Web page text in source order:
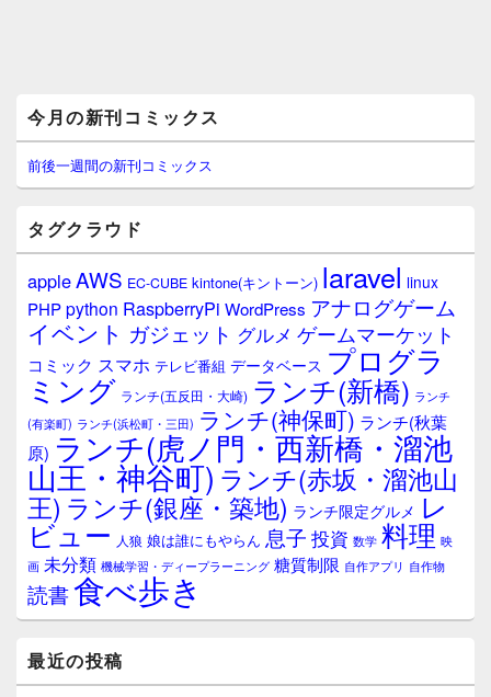
イ
ン
サ
イ
ウ
ィ
ジ
ェ
ア
今月の新刊コミックス
前後一週間の新刊コミックス
タグクラウド
appleAWS EC-CUBE kintone(キントーン) laravel linux
PHPpython RaspberryPi WordPress アナログゲーム
イベント ガジェット グルメ ゲームマーケット
コミック スマホ テレビ番組 データベース プログラ
ミング ランチ(五反田・大崎) ランチ(新橋) ランチ
(有楽町) ランチ(浜松町・三田) ランチ(神保町) ランチ(秋葉
原) ランチ(虎ノ門・西新橋・溜池
山王・神谷町) ランチ(赤坂・溜池山
王) ランチ(銀座・築地) ランチ限定グルメ レ
ビュー 人狼 娘は誰にもやらん 息子 投資 数学 料理 映
画 未分類 機械学習・ディープラーニング 糖質制限 自作アプリ 自作物
読書食べ歩き
最近の投稿